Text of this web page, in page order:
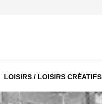
LOISIRS / LOISIRS CRÉATIFS